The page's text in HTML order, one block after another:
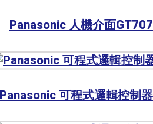
Panasonic 人機介面GT707